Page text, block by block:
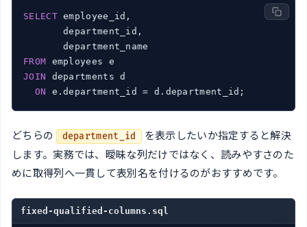
SELECT employee_id,
       department_id,
FROM
JOIN departments d
ON e.department_id = d.department_id;
どちらの department_id
を表示したいか指定すると解決
します。実務では、曖昧な列だけではなく、読みやすさのた
めに取得列へ一貫して表別名を付けるのがおすすめです。
fixed-qualified-columns.sql